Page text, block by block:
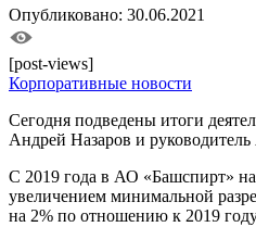
Опубликовано: 30.06.2021
[post-views]
Корпоративные новости
Сегодня подведены итоги
Андрей Назаров и
С 2019 года в АО «Башспирт»
увеличением минимальной
на 2% по отношению к 2019